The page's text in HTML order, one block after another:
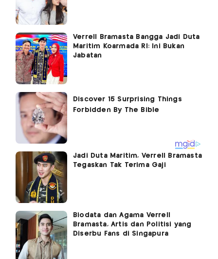
Verrell Bramasta Bangga Jadi Duta
Maritim Koarmada RI: Ini Bukan
Jabatan
Jadi Duta Maritim, Verrell Bramasta
Tegaskan Tak Terima Gaji
Biodata dan Agama Verrell
Bramasta, Artis dan Politisi yang
Diserbu Fans di Singapura